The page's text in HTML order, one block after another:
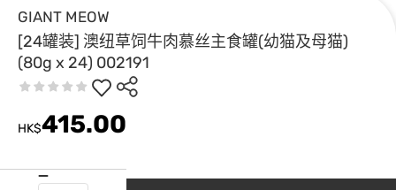
GIANT MEOW
[24罐装] 澳纽草饲牛肉慕丝主食罐(幼猫及母猫)
(80g x 24) 002191
HK$415.00